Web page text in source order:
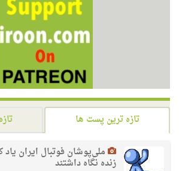
تازه ترین پست ها
ملی‌پوشان فوتبال ایران یاد
زنده نگاه داشتند